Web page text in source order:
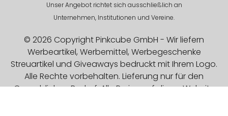
Unser Angebot richtet sich ausschließlich an
Unternehmen, Institutionen und Vereine.
© 2026 Copyright Pinkcube GmbH - Wir liefern
Werbeartikel, Werbemittel, Werbegeschenke
Streuartikel und Giveaways bedruckt mit Ihrem Logo.
Alle Rechte vorbehalten. Lieferung nur für den
Gewerblichen Bedarf. Alle Preise auf dieser Website